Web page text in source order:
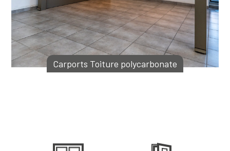
Carports Toiture polycarbonate